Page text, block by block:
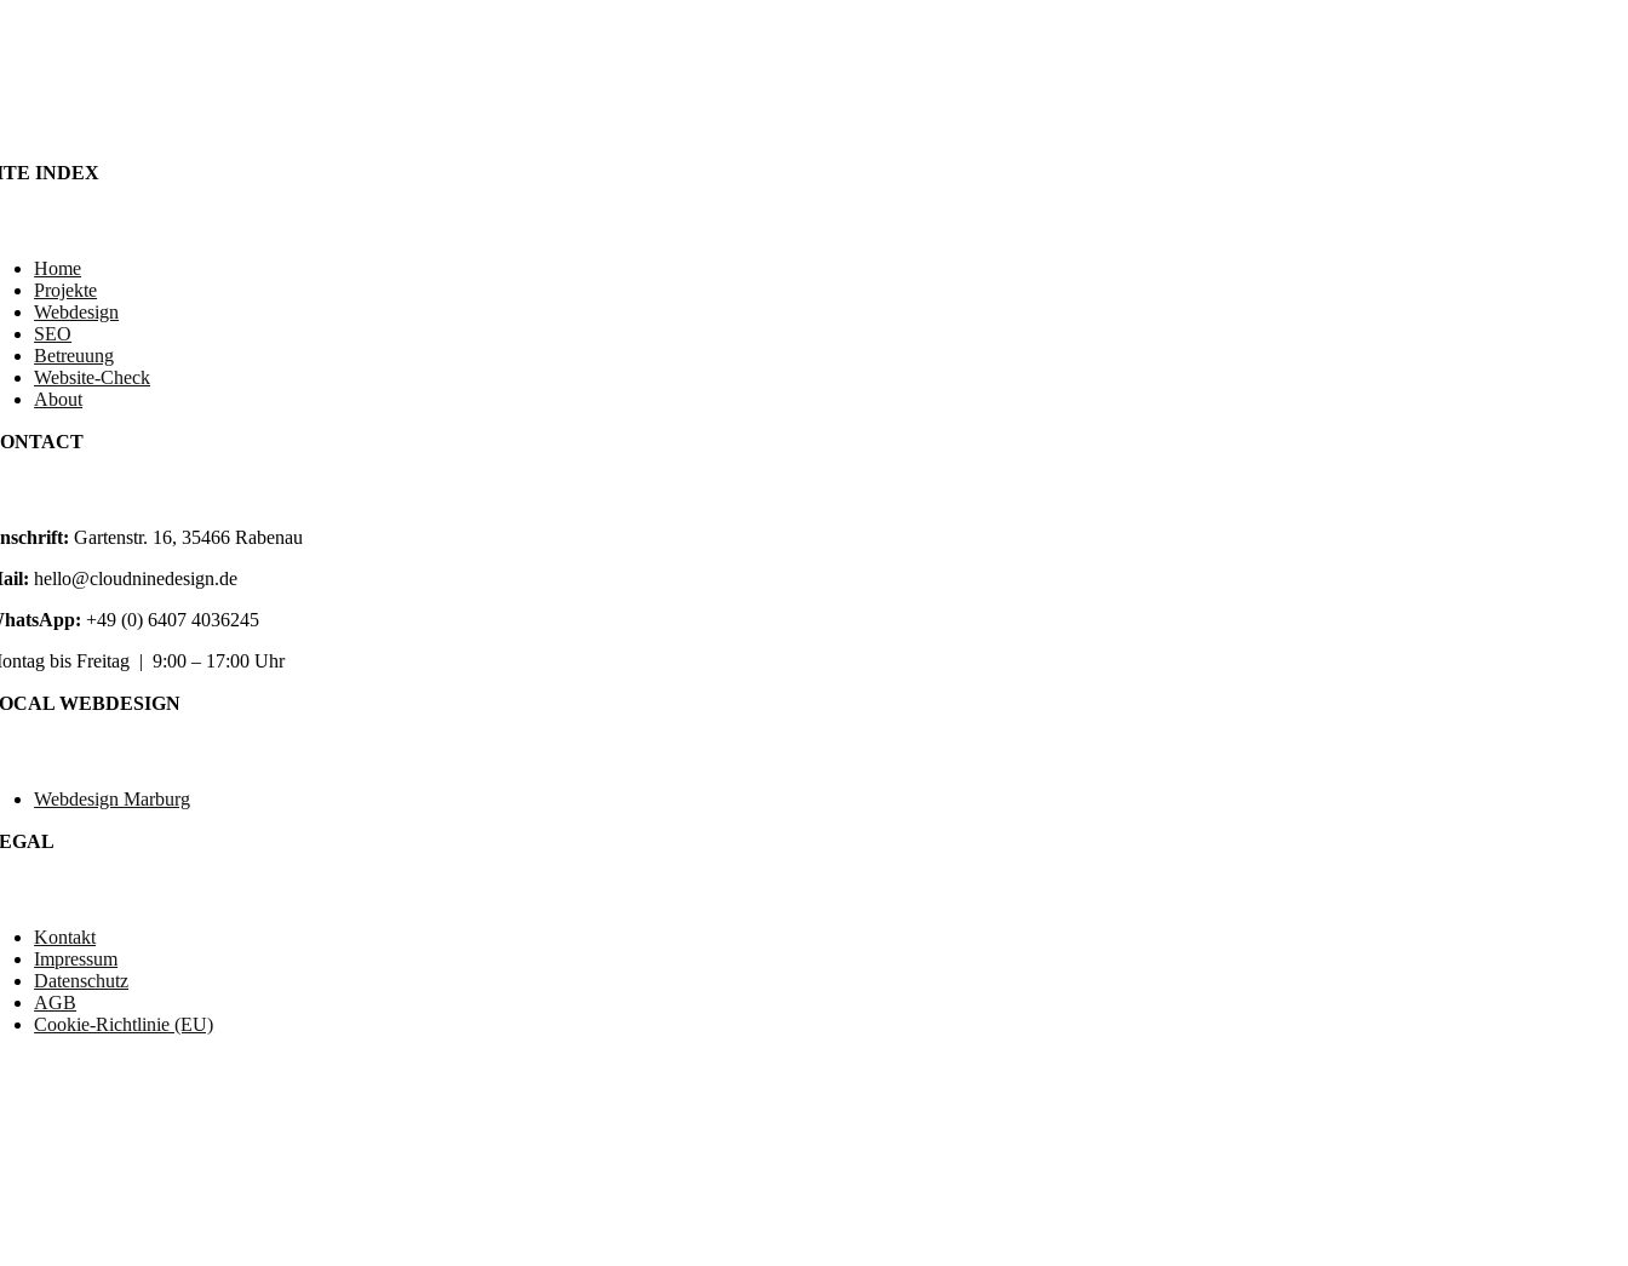
INDEX
Home
Projekte
Webdesign
SEO
Betreuung
Website-Check
About
Gartenstr. 16, 35466 Rabenau
hello@cloudninedesign.de
+49 (0) 6407 4036245
bis Freitag | 9:00 – 17:00 Uhr
WEBDESIGN
Webdesign Marburg
Kontakt
Impressum
Datenschutz
AGB
Cookie-Richtlinie (EU)